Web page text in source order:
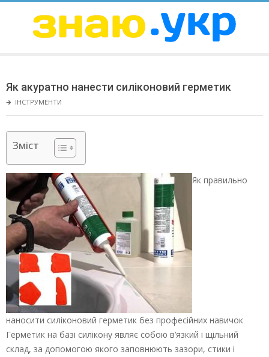
ЗНАЮ
Menu
Як акуратно нанести силіконовий герметик
🡲 ІНСТРУМЕНТИ
Зміст
Як правильно
наносити силіконовий герметик без професійних навичок
Герметик на базі силікону являє собою в’язкий і щільний
склад, за допомогою якого заповнюють зазори, стики і